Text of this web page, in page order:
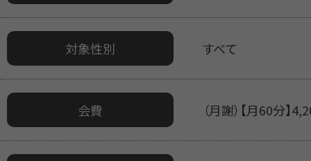
対象性別 すべて
会費 （月謝）【月60分